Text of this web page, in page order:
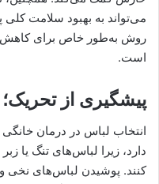
می‌تواند به بهبود سلامت
روش به‌طور خاص برای کاهش
است.
پیشگیری از
انتخاب لباس در درمان
دارد، زیرا لباس‌های تنگ یا
کنند. پوشیدن لباس‌های نخی